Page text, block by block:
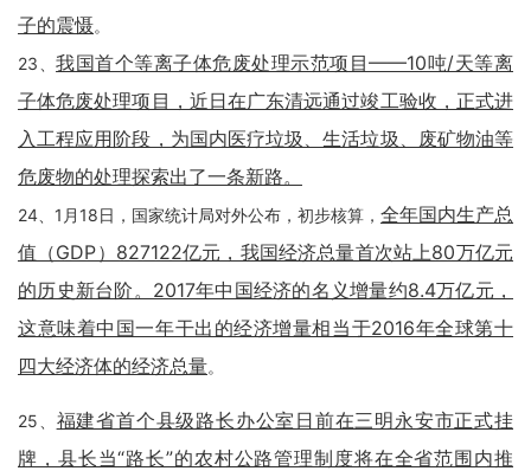
子的震慑。
23、我国首个等离子体危废处理示范项目——10吨/天等离
子体危废处理项目，近日在广东清远通过竣工验收，正式进
入工程应用阶段，为国内医疗垃圾、生活垃圾、废矿物油等
危废物的处理探索出了一条新路。
24、1月18日，国家统计局对外公布，初步核算， 全年国内生产总
值（GDP）827122亿元，我国经济总量首次站上80万亿元
的历史新台阶。2017年中国经济的名义增量约8.4万亿元，
这意味着中国一年干出的经济增量相当于2016年全球第十
四大经济体的经济总量。
25、 福建省首个县级路长办公室日前在三明永安市正式挂
牌，县长当“路长”的农村公路管理制度将在全省范围内推